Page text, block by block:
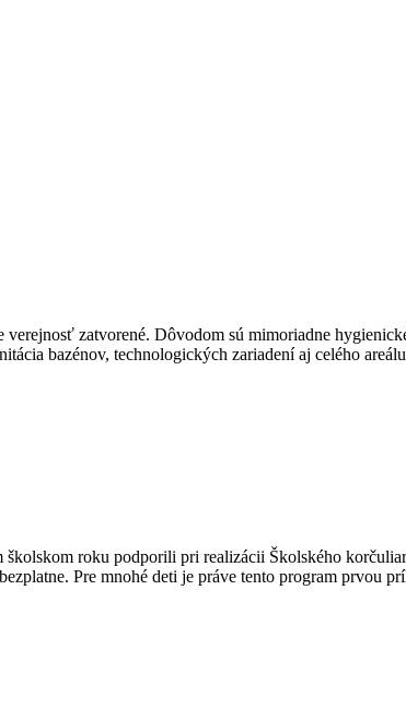
zatvorené. Dôvodom sú mimoriadne
bazénov, technologických zariadení aj celého
roku podporili pri realizácii Školského
Pre mnohé deti je práve tento program prvou